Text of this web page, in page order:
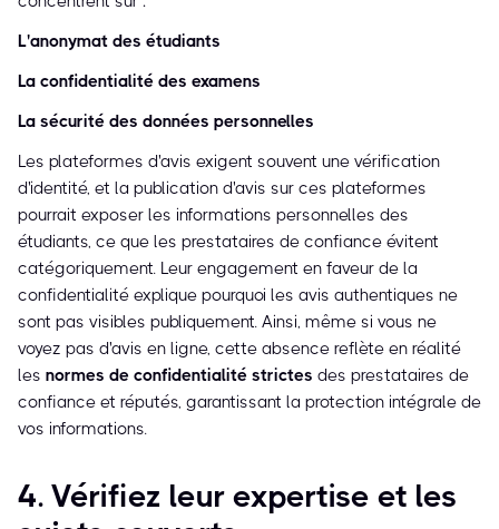
L'anonymat des étudiants
La confidentialité des examens
La sécurité des données personnelles
Les plateformes d'avis exigent souvent une vérification
d'identité, et la publication d'avis sur ces plateformes
pourrait exposer les informations personnelles des
étudiants, ce que les prestataires de confiance évitent
catégoriquement. Leur engagement en faveur de la
confidentialité explique pourquoi les avis authentiques ne
sont pas visibles publiquement. Ainsi, même si vous ne
voyez pas d'avis en ligne, cette absence reflète en réalité
les normes de confidentialité strictes des prestataires de
confiance et réputés, garantissant la protection intégrale de
vos informations.
4. Vérifiez leur expertise et les